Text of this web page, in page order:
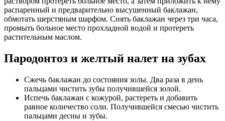
распаренный и предварительно высушенный баклажан,
обмотать шерстяным шарфом. Снять баклажан через три часа,
промыть больное место прохладной водой и протереть
растительным маслом.
Пародонтоз и желтый налет на зубах
Сжечь баклажан до состояния золы. Два раза в день
пальцами чистить зубы получившейся золой.
Испечь баклажан с кожурой, растереть и добавить
равное количество соли. Получившейся смесью чистить
пальцами десны и зубы.